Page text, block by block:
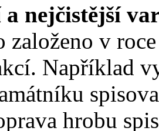
a nejčistější
založeno v
Například
hrobu